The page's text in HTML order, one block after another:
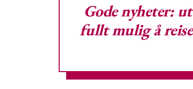
Gode nyheter:
fullt muligå